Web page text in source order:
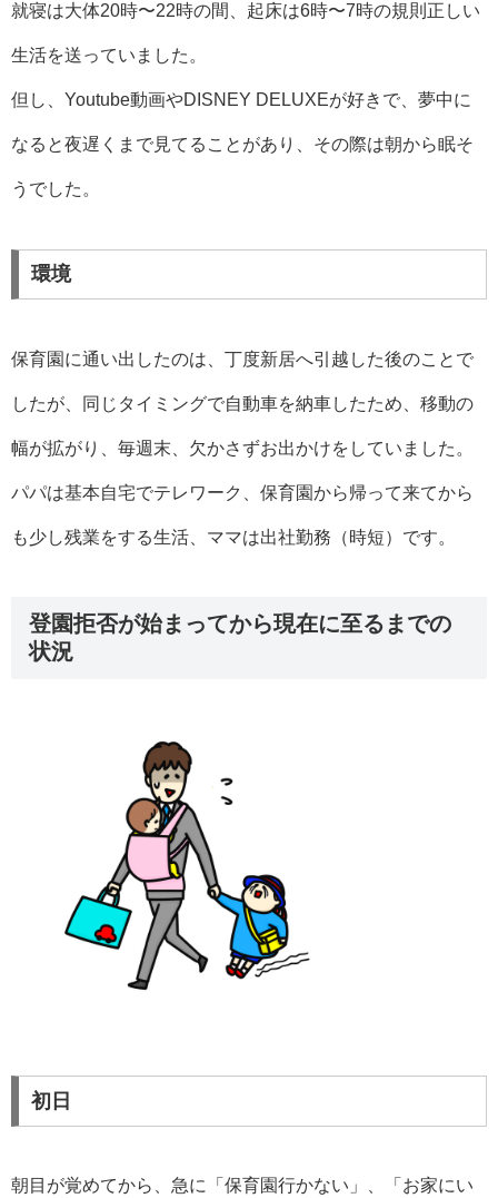
就寝は大体20時〜22時の間、起床は6時〜7時の規則正しい
生活を送っていました。
但し、Youtube動画やDISNEY DELUXEが好きで、夢中に
なると夜遅くまで見てることがあり、その際は朝から眠そ
うでした。
環境
保育園に通い出したのは、丁度新居へ引越した後のことで
したが、同じタイミングで自動車を納車したため、移動の
幅が拡がり、毎週末、欠かさずお出かけをしていました。
パパは基本自宅でテレワーク、保育園から帰って来てから
も少し残業をする生活、ママは出社勤務（時短）です。
登園拒否が始まってから現在に至るまでの
状況
初日
朝目が覚めてから、急に「保育園行かない」、「お家にい